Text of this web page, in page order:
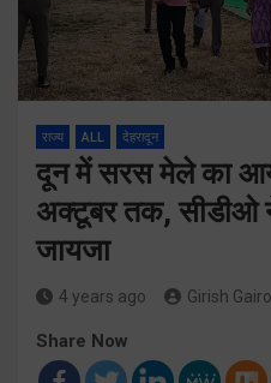
राज्य ALL देहरादून
दून में सरस मेले का
अक्टूबर तक, सीडीओ ने
जायजा
4 years ago Girish
Share Now